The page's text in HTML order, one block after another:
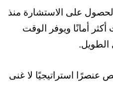
على الاستشارة منذ
أمانًا ويوفر الوقت
عنصرًا استراتيجيًا لا غنى